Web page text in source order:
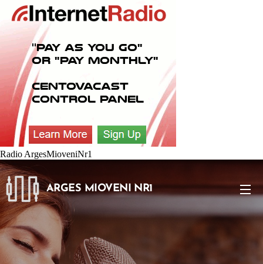
Radio ArgesMioveniNr1
RCAST.NET
ARGES MIOVENI NR1